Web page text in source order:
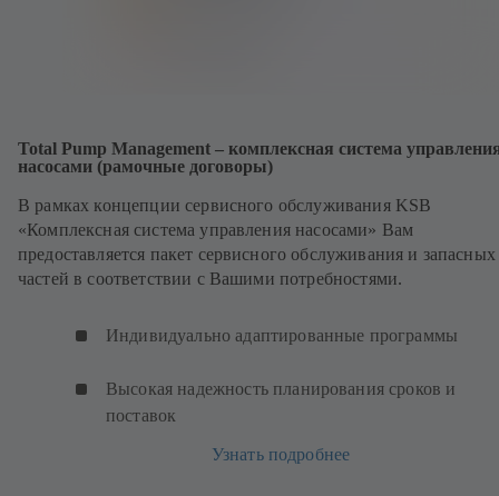
Total Pump Management – комплексная система
насосами (рамочные договоры)
В рамках концепции сервисного обслуживания KSB
«Комплексная система управления насосами» Вам
предоставляется пакет сервисного обслуживания и запасных
частей в соответствии с Вашими потребностями.
Индивидуально адаптированные программы
Высокая надежность планирования сроков и
поставок
Узнать подробнее